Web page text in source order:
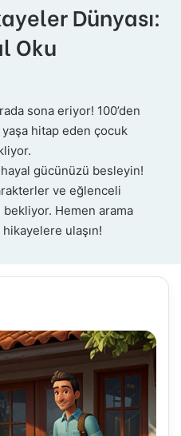
Dünyası:
Oku
sona eriyor! 100’den
hitap eden çocuk
gücünüzü besleyin!
ve eğlenceli
Hemen arama
ulaşın!